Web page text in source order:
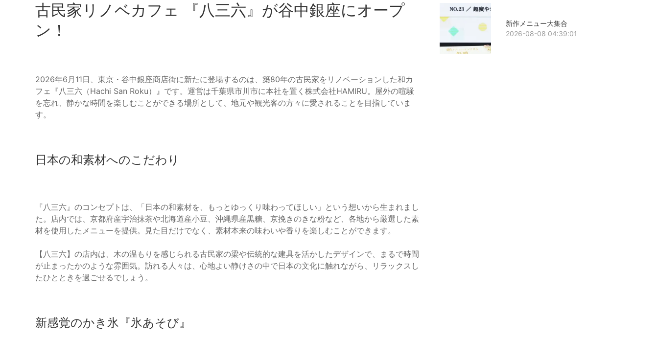
古民家リノベカフェ 『八三六』が谷中銀座にオープ
ン！
2026年6月11日、東京・谷中銀座商店街に新たに登場するのは、築80年の古民家をリノベーションした和カ
フェ『八三六（Hachi San Roku）』です。運営は千葉県市川市に本社を置く株式会社HAMIRU。屋外の喧騒
を忘れ、静かな時間を楽しむことができる場所として、地元や観光客の方々に愛されることを目指していま
す。
日本の和素材へのこだわり
『八三六』のコンセプトは、「日本の和素材を、もっとゆっくり味わってほしい」という想いから生まれまし
た。店内では、京都府産宇治抹茶や北海道産小豆、沖縄県産黒糖、京挽きのきな粉など、各地から厳選した素
材を使用したメニューを提供。見た目だけでなく、素材本来の味わいや香りを楽しむことができます。
【八三六】の店内は、木の温もりを感じられる古民家の梁や伝統的な建具を活かしたデザインで、まるで時間
が止まったかのような雰囲気。訪れる人々は、心地よい静けさの中で日本の文化に触れながら、リラックスし
たひとときを過ごせるでしょう。
新感覚のかき氷『氷あそび』
新作メニュー大集合
2026-08-08 04:39:01